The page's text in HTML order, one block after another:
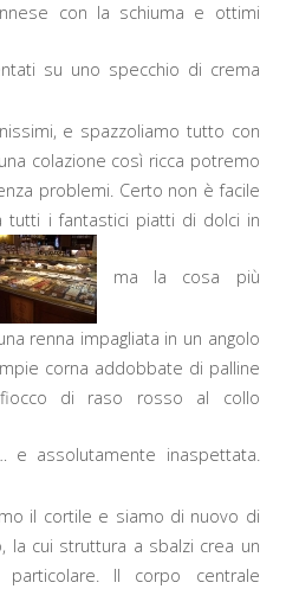
con la schiuma e ottimi
su uno specchio di crema
e spazzoliamo tutto con
colazione così ricca potremo
problemi. Certo non è facile
tutti i fantastici piatti di dolci in
ma la cosa più
renna impagliata in un angolo
corna addobbate di palline
di raso rosso al collo
e assolutamente inaspettata.
il cortile e siamo di nuovo di
la cui struttura a sbalzi crea un
Il corpo centrale